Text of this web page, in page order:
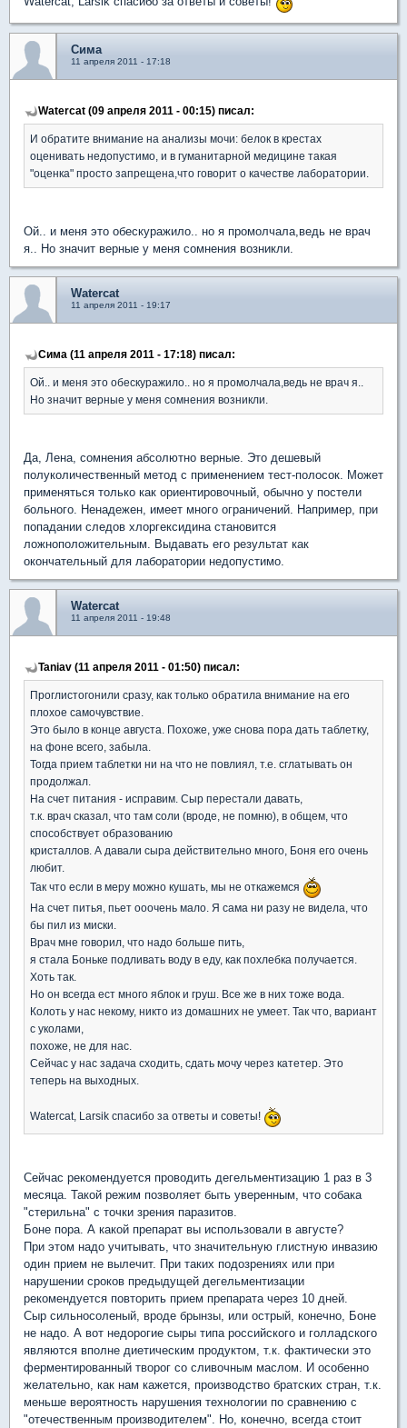
Сима
11 апреля 2011 - 17:18
Watercat (09 апреля 2011 - 00:15) писал:
И обратите внимание на анализы мочи: белок в крестах
оценивать недопустимо, и в гуманитарной медицине такая
"оценка" просто запрещена,что говорит о качестве лаборатории.
Ой.. и меня это обескуражило.. но я промолчала,ведь не врач
я.. Но значит верные у меня сомнения возникли.
Watercat
11 апреля 2011 - 19:17
Сима (11 апреля 2011 - 17:18) писал:
Ой.. и меня это обескуражило.. но я промолчала,ведь не врач я..
Но значит верные у меня сомнения возникли.
Да, Лена, сомнения абсолютно верные. Это дешевый
полуколичественный метод с применением тест-полосок. Может
применяться только как ориентировочный, обычно у постели
больного. Ненадежен, имеет много ограничений. Например, при
попадании следов хлоргексидина становится
ложноположительным. Выдавать его результат как
окончательный для лаборатории недопустимо.
Watercat
11 апреля 2011 - 19:48
Taniav (11 апреля 2011 - 01:50) писал:
Проглистогонили сразу, как только обратила внимание на его
плохое самочувствие.
Это было в конце августа. Похоже, уже снова пора дать таблетку,
на фоне всего, забыла.
Тогда прием таблетки ни на что не повлиял, т.е. сглатывать он
продолжал.
На счет питания - исправим. Сыр перестали давать,
т.к. врач сказал, что там соли (вроде, не помню), в общем, что
способствует образованию
кристаллов. А давали сыра действительно много, Боня его очень
любит.
Так что если в меру можно кушать, мы не откажемся
На счет питья, пьет ооочень мало. Я сама ни разу не видела, что
бы пил из миски.
Врач мне говорил, что надо больше пить,
я стала Боньке подливать воду в еду, как похлебка получается.
Хоть так.
Но он всегда ест много яблок и груш. Все же в них тоже вода.
Колоть у нас некому, никто из домашних не умеет. Так что, вариант
с уколами,
похоже, не для нас.
Сейчас у нас задача сходить, сдать мочу через катетер. Это
теперь на выходных.
Watercat, Larsik спасибо за ответы и советы!
Сейчас рекомендуется проводить дегельментизацию 1 раз в 3
месяца. Такой режим позволяет быть уверенным, что собака
"стерильна" с точки зрения паразитов.
Боне пора. А какой препарат вы использовали в августе?
При этом надо учитывать, что значительную глистную инвазию
один прием не вылечит. При таких подозрениях или при
нарушении сроков предыдущей дегельментизации
рекомендуется повторить прием препарата через 10 дней.
Сыр сильносоленый, вроде брынзы, или острый, конечно, Боне
не надо. А вот недорогие сыры типа российского и голладского
являются вполне диетическим продуктом, т.к. фактически это
ферментированный творог со сливочным маслом. И особенно
желательно, как нам кажется, производство братских стран, т.к.
меньше вероятность нарушения технологии по сравнению с
"отечественным производителем". Но, конечно, всегда стоит